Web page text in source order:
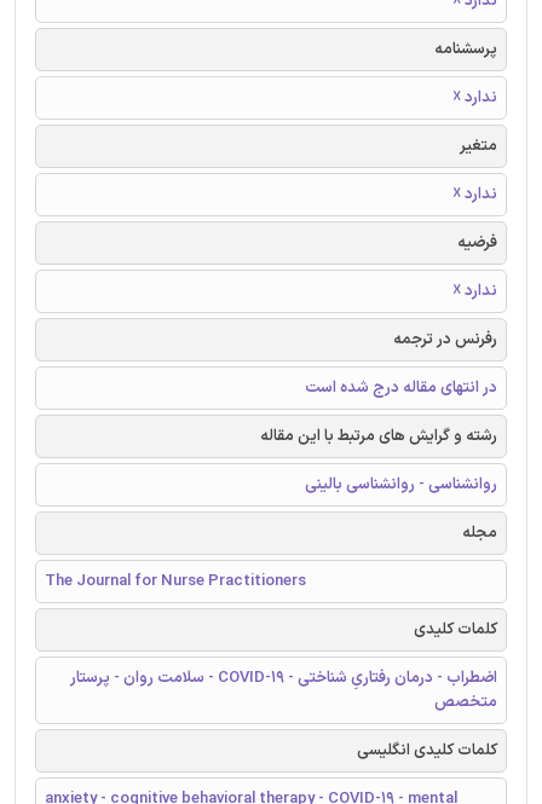
پرسشنامه
ندارد ☓
متغیر
ندارد ☓
فرضیه
ندارد ☓
رفرنس در ترجمه
در انتهای مقاله درج شده است
رشته و گرایش های مرتبط با این مقاله
روانشناسی - روانشناسی بالینی
مجله
The Journal for Nurse Practitioners
کلمات کلیدی
اضطراب - درمان رفتاریِ شناختی - COVID-19 - سلامت روان - پرستار
متخصص
کلمات کلیدی انگلیسی
anxiety - cognitive behavioral therapy - COVID-19 - mental